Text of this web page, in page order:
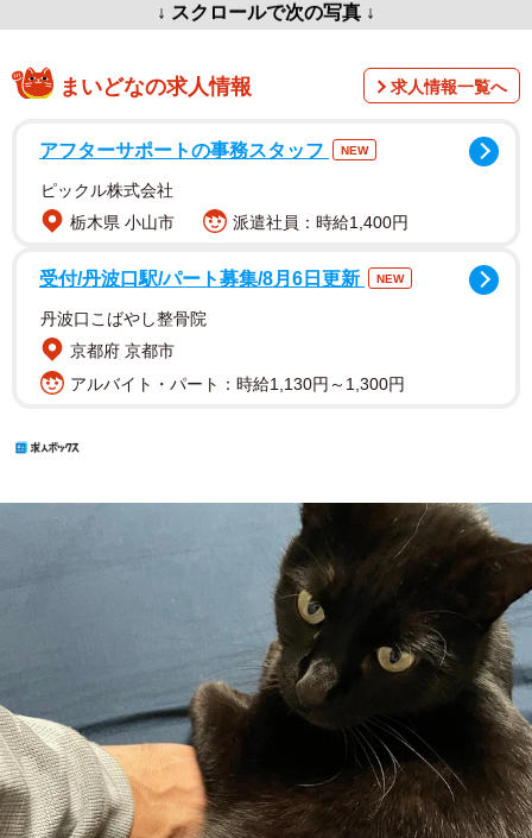
↓ スクロールで次の写真 ↓
まいどなの求人情報 求人情報一覧へ
アフターサポートの事務スタッフ NEW
ピックル株式会社
栃木県 小山市
派遣社員：時給1,400円
受付/丹波口駅/パート募集/8月6日更新 NEW
丹波口こばやし整骨院
京都府 京都市
アルバイト・パート：時給1,130円～1,300円